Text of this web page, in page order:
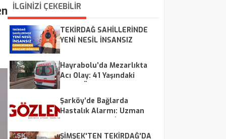
İLGİNİZİ ÇEKEBİLİR
TEKİRDAĞ SAHİLLERİNDE
YENİ NESİL İNSANSIZ
GÖREVDE
Hayrabolu’da Mezarlıkta
Acı Olay: 41 Yaşındaki
Şarköy’de Bağlarda
Hastalık Alarmı: Uzman
ŞİMŞEK'TEN TEKİRDAĞ'DA